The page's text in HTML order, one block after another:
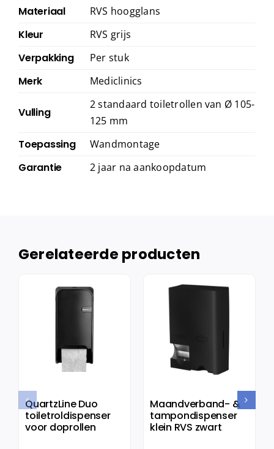
Materiaal RVS hoogglans
Kleur RVS grijs
Verpakking Per stuk
Merk Mediclinics
Vulling
2 standaard toiletrollen van Ø 105-
125 mm
Toepassing Wandmontage
Garantie 2 jaar na aankoopdatum
Gerelateerde producten
QuartzLine Duo
toiletroldispenser
voor doprollen
Maandverband- &
tampondispenser
klein RVS zwart